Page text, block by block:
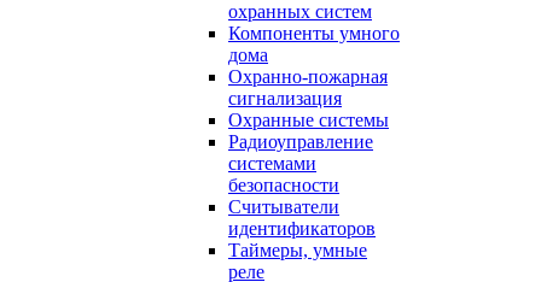
охранных систем
Компоненты умного
дома
Охранно-пожарная
сигнализация
Охранные системы
Радиоуправление
системами
безопасности
Считыватели
идентификаторов
Таймеры, умные
реле